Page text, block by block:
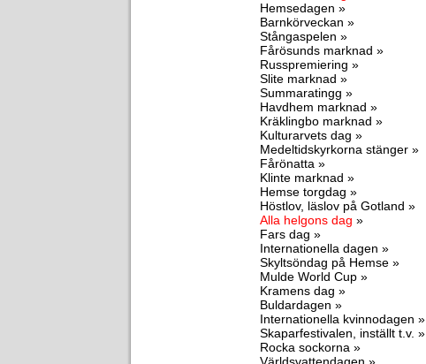
Hemsedagen »
Barnkörveckan »
Stångaspelen »
Fårösunds marknad »
Russpremiering »
Slite marknad »
Summaratingg »
Havdhem marknad »
Kräklingbo marknad »
Kulturarvets dag »
Medeltidskyrkorna stänger »
Fårönatta »
Klinte marknad »
Hemse torgdag »
Höstlov, läslov på Gotland »
Alla helgons dag »
Fars dag »
Internationella dagen »
Skyltsöndag på Hemse »
Mulde World Cup »
Kramens dag »
Buldardagen »
Internationella kvinnodagen »
Skaparfestivalen, inställt t.v. »
Rocka sockorna »